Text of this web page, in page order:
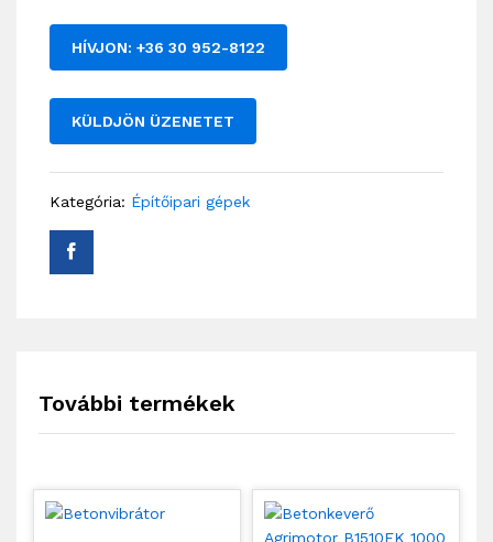
HÍVJON: +36 30 952-8122
KÜLDJÖN ÜZENETET
Kategória: Építőipari gépek
További termékek